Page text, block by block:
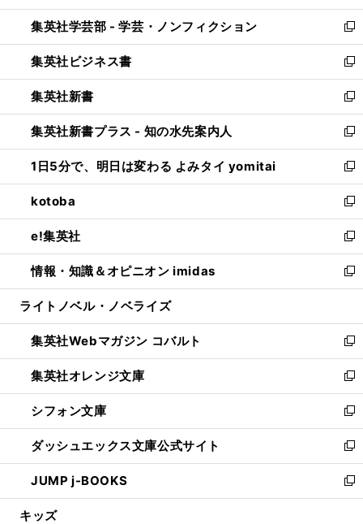
開
く
ウ
で
開
く
ン
ド
ウ
で
開
く
ウ
ィ
ン
ド
ウ
で
開
く
集英社学芸部 - 学芸・ノンフィクション
新
し
い
ウ
ィ
ン
ド
ウ
で
開
く
集英社ビジネス書
新
し
い
ウ
ィ
ン
ド
ウ
で
開
く
集英社新書
新
し
い
ウ
ィ
ン
ド
ウ
で
開
く
集英社新書プラス - 知の水先案内人
新
し
い
ウ
ィ
ン
ド
ウ
で
開
1日5分で、明日は変わる よみタイ yomitai
新
し
い
ウ
ィ
ン
ド
ウ
開
く
kotoba
新
し
い
ウ
ィ
ン
ウ
で
開
く
e!集英社
新
し
い
ウ
ン
ド
ウ
で
開
く
情報・知識＆オピニオン imidas
新
し
ウ
ィ
ン
ド
ウ
で
開
く
ライトノベル・ノベライズ
集英社Webマガジン コバルト
新
し
い
ウ
ィ
ン
ド
ウ
で
開
集英社オレンジ文庫
新
し
い
ウ
ィ
ン
ド
ウ
シフォン文庫
新
し
い
ウ
ィ
ン
ダッシュエックス文庫公式サイト
新
し
い
ウ
JUMP j-BOOKS
新
し
キッズ